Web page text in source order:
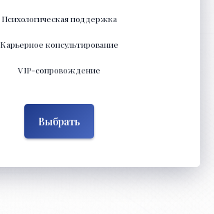
Психологическая поддержка
Карьерное консультирование
VIP-сопровождение
Выбрать